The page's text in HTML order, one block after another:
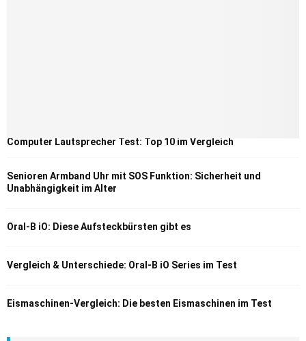
Computer Lautsprecher Test: Top 10 im Vergleich
Senioren Armband Uhr mit SOS Funktion: Sicherheit und
Unabhängigkeit im Alter
Oral-B iO: Diese Aufsteckbürsten gibt es
Vergleich & Unterschiede: Oral-B iO Series im Test
Eismaschinen-Vergleich: Die besten Eismaschinen im Test